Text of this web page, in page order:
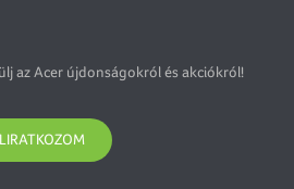
az Acer újdonságokról és akciókról!